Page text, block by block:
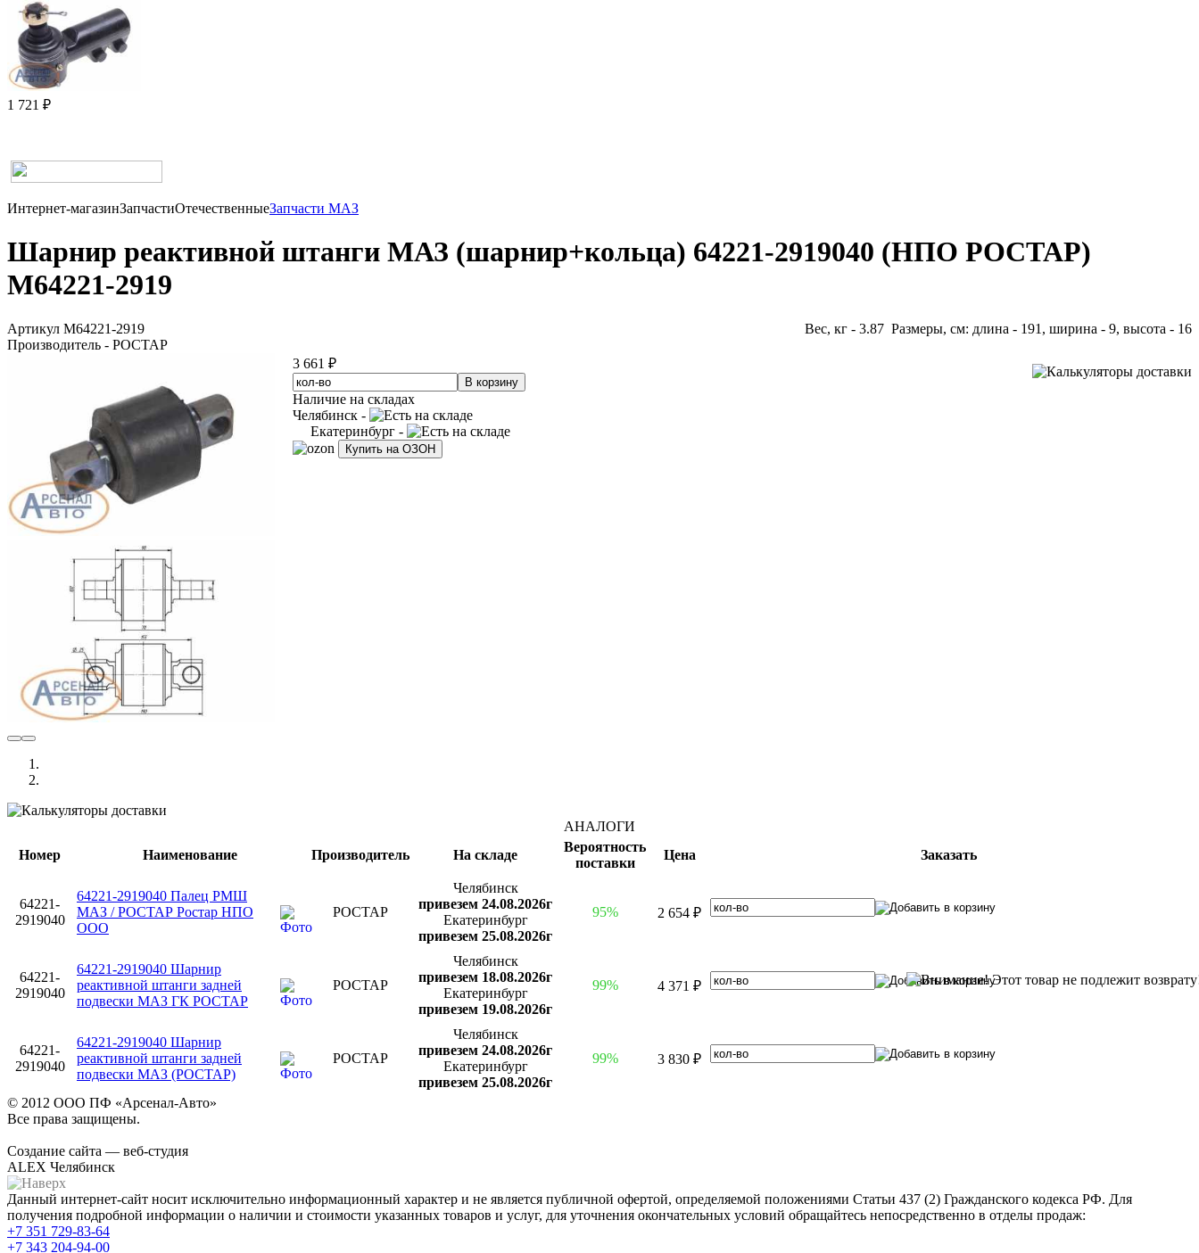
1 721 ₽
Интернет-магазинЗапчастиОтечественныеЗапчасти МАЗ
Шарнир реактивной штанги МАЗ (шарнир+кольца) 64221-2919040 (НПО РОСТАР)
М64221-2919
Артикул М64221-2919
Производитель - РОСТАР
Вес, кг - 3.87 Размеры, см: длина - 191, ширина - 9, высота - 16
3 661 ₽
Наличие на складах
Челябинск -
Екатеринбург -
Купить на ОЗОН
АНАЛОГИ
Номер
Наименование Производитель На складе
Вероятность
поставки
Цена Заказать
64221-
2919040
64221-2919040 Палец РМШ
МАЗ / РОСТАР Ростар НПО
ООО
РОСТАР
Челябинск
привезем 24.08.2026г
Екатеринбург
привезем 25.08.2026г
95% 2 654 ₽
64221-
2919040
64221-2919040 Шарнир
реактивной штанги задней
подвески МАЗ ГК РОСТАР
РОСТАР
Челябинск
привезем 18.08.2026г
Екатеринбург
привезем 19.08.2026г
99% 4 371 ₽
64221-
2919040
64221-2919040 Шарнир
реактивной штанги задней
подвески МАЗ (РОСТАР)
РОСТАР
Челябинск
привезем 24.08.2026г
Екатеринбург
привезем 25.08.2026г
99% 3 830 ₽
© 2012 ООО ПФ «Арсенал-Авто»
Все права защищены.
Создание сайта — веб-студия
ALEX Челябинск
Данный интернет-сайт носит исключительно информационный характер и не является публичной офертой, определяемой положениями Статьи 437 (2) Гражданского кодекса РФ. Для
получения подробной информации о наличии и стоимости указанных товаров и услуг, для уточнения окончательных условий обращайтесь непосредственно в отделы продаж:
+7 351 729-83-64
+7 343 204-94-00